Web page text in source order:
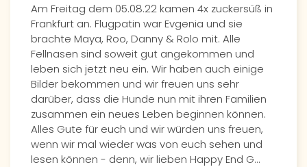
Am Freitag dem 05.08.22 kamen 4x zuckersüß in
Frankfurt an. Flugpatin war Evgenia und sie
brachte Maya, Roo, Danny & Rolo mit. Alle
Fellnasen sind soweit gut angekommen und
leben sich jetzt neu ein. Wir haben auch einige
Bilder bekommen und wir freuen uns sehr
darüber, dass die Hunde nun mit ihren Familien
zusammen ein neues Leben beginnen können.
Alles Gute für euch und wir würden uns freuen,
wenn wir mal wieder was von euch sehen und
lesen können - denn, wir lieben Happy End G…